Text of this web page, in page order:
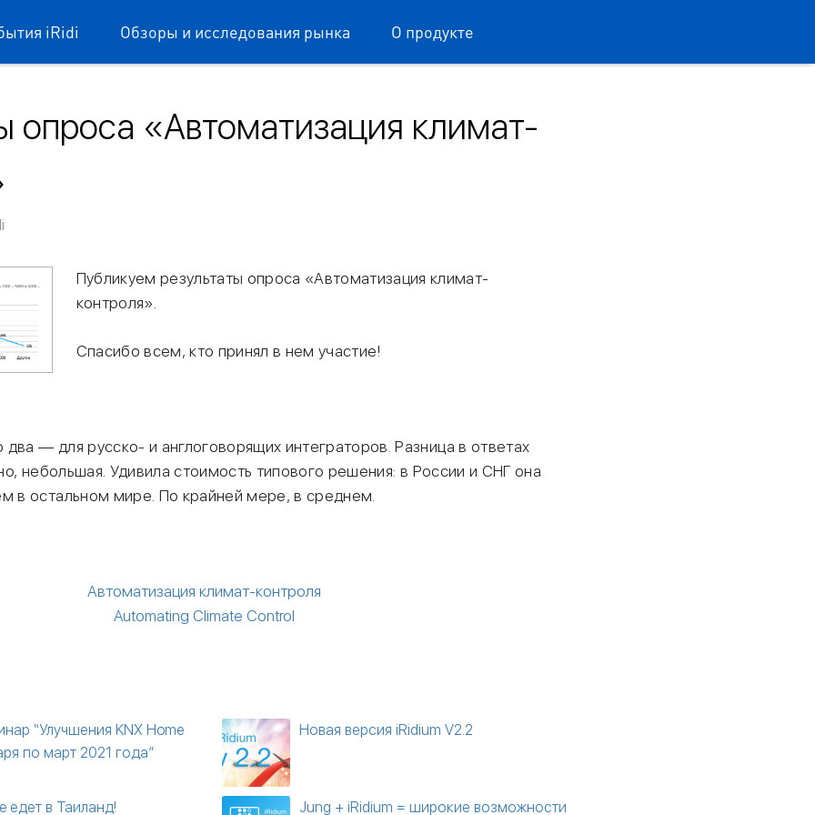
iRidi Обзоры и исследования рынка О продукте
опроса «Автоматизация климат-
mobile
Публикуем результаты опроса «Автоматизация климат-
контроля».
Спасибо всем, кто принял в нем участие!
— для русско- и англоговорящих интеграторов. Разница в ответах
небольшая. Удивила стоимость типового решения: в России и СНГ она
в остальном мире. По крайней мере, в среднем.
Автоматизация климат-контроля
Automating Climate Control
“Улучшения KNX Home
по март 2021 года”
едет в Таиланд!
Новая версия iRidium V2.2
Jung + iRidium = широкие возможности